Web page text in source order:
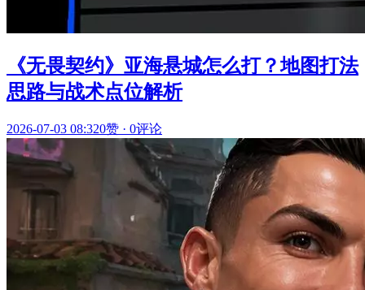
《无畏契约》亚海悬城怎么打？地图打法
思路与战术点位解析
2026-07-03 08:320赞 · 0评论